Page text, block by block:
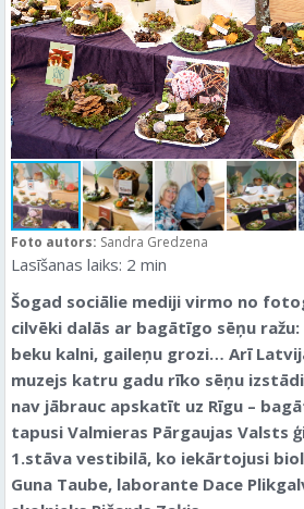
Foto autors: Sandra Gredzena
Lasīšanas laiks: 2 min
Šogad sociālie mediji virmo no
cilvēki dalās ar bagātīgo sēņu
beku kalni, gaileņu grozi… Arī
muzejs katru gadu rīko sēņu
nav jābrauc apskatīt uz Rīgu –
tapusi Valmieras Pārgaujas Valsts
1.stāva vestibilā, ko iekārtojusi
Guna Taube, laborante Dace